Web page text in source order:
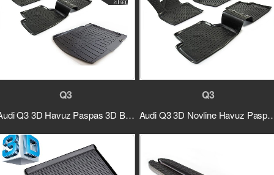
Q3
Audi Q3 3D Havuz Paspas 3D Bagaj Havuzu 2li Set Siyah 2015 ve Sonrası
Q3
Audi Q3 3D Novline Havuz